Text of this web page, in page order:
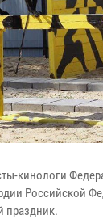
кинологи
Российской
праздник.